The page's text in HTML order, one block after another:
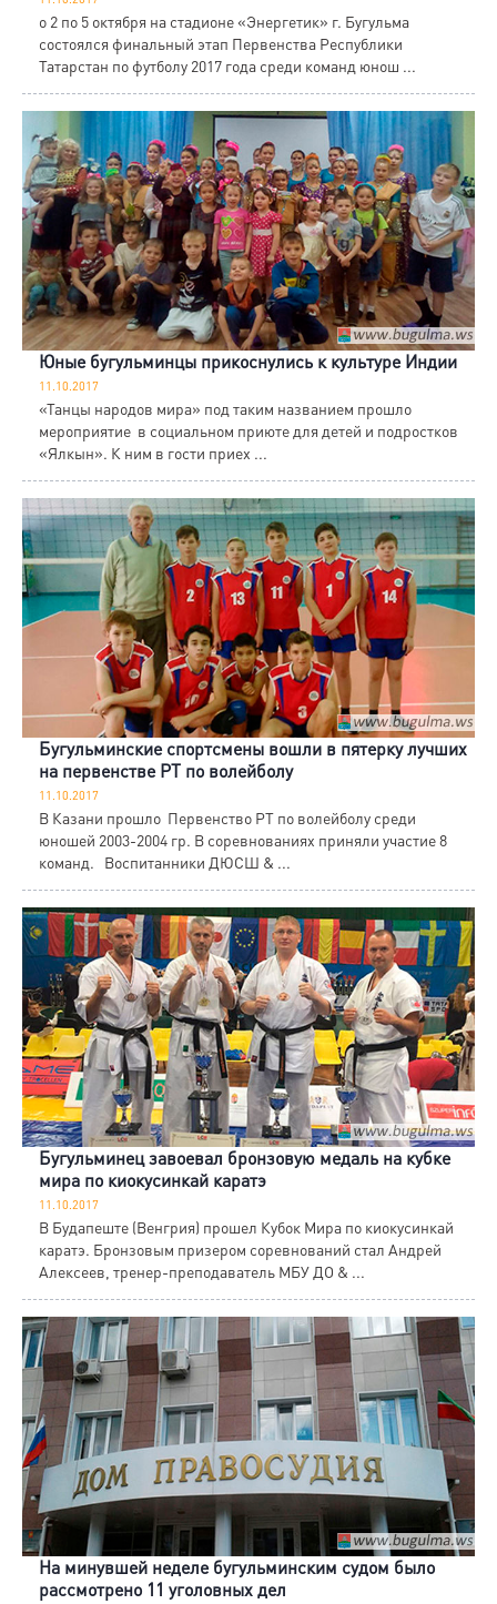
о 2 по 5 октября на стадионе «Энергетик» г. Бугульма
состоялся финальный этап Первенства Республики
Татарстан по футболу 2017 года среди команд юнош ...
Юные бугульминцы прикоснулись к культуре Индии
11.10.2017
«Танцы народов мира» под таким названием прошло
мероприятие в социальном приюте для детей и подростков
«Ялкын». К ним в гости приех ...
Бугульминские спортсмены вошли в пятерку лучших
на первенстве РТ по волейболу
11.10.2017
В Казани прошло Первенство РТ по волейболу среди
юношей 2003-2004 гр. В соревнованиях приняли участие 8
команд. Воспитанники ДЮСШ & ...
Бугульминец завоевал бронзовую медаль на кубке
мира по киокусинкай каратэ
11.10.2017
В Будапеште (Венгрия) прошел Кубок Мира по киокусинкай
каратэ. Бронзовым призером соревнований стал Андрей
Алексеев, тренер-преподаватель МБУ ДО & ...
На минувшей неделе бугульминским судом было
рассмотрено 11 уголовных дел